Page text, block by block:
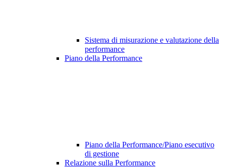
Sistema di misurazione e valutazione della
performance
Piano della Performance
Piano della Performance/Piano esecutivo
di gestione
Relazione sulla Performance